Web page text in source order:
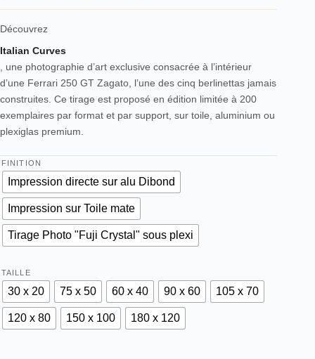
2.376,00€
Découvrez
Italian Curves
, une photographie d’art exclusive consacrée à l’intérieur
d’une Ferrari 250 GT Zagato, l’une des cinq berlinettas jamais
construites. Ce tirage est proposé en édition limitée à 200
exemplaires par format et par support, sur toile, aluminium ou
plexiglas premium.
FINITION
Impression directe sur alu Dibond
Impression sur Toile mate
Tirage Photo "Fuji Crystal" sous plexi
TAILLE
30 x 20 75 x 50 60 x 40 90 x 60 105 x 70
120 x 80 150 x 100 180 x 120